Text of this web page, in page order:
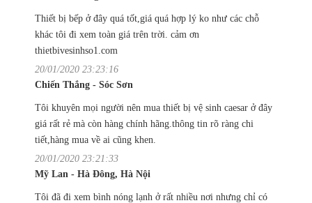
Thiết bị bếp ở đây quá tốt,giá quá hợp lý ko như các chỗ
khác tôi đi xem toàn giá trên trời. cảm ơn
thietbivesinhso1.com
20/01/2020 23:23:16
Chiến Thắng - Sóc Sơn
Tôi khuyên mọi người nên mua thiết bị vệ sinh caesar ở đây
giá rất rẻ mà còn hàng chính hãng.thông tin rõ ràng chi
tiết,hàng mua về ai cũng khen.
20/01/2020 23:21:33
Mỹ Lan - Hà Đông, Hà Nội
Tôi đã đi xem bình nóng lạnh ở rất nhiều nơi nhưng chỉ có